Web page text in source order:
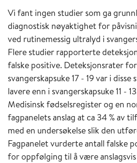
Vi fant ingen studier som ga
diagnostisk nøyaktighet for
ved rutinemessig ultralyd i
Flere studier rapporterte
falske positive. Deteksjonsrater
svangerskapsuke 17 - 19 var i
lavere enn i svangerskapsuke 11 -
Medisinsk fødselsregister og en
fagpanelets anslag at ca 34 % av
med en undersøkelse slik den
Fagpanelet vurderte antall falske
for oppfølging til å være anslagsvis